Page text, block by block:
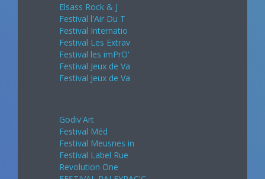
Elsass Rock & J
Festival l'Air Du T
Festival Internatio
Festival Les Extrav
Festival les imPrO'
Festival Jeux de Va
Festival Jeux de Va
Godiv'Art
Festival Méd
Festival Meusnes in
Festival Label Rue
Revolution One